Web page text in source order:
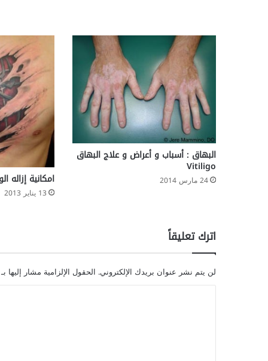
البهاق : أسباب و أعراض و علاج البهاق
Vitiligo
24 مارس 2014 امكانية إزاله
13 يناير 2013
اترك تعليقاً
لن يتم نشر عنوان بريدك الإلكتروني. الحقول الإلزامية مشار إليها بـ